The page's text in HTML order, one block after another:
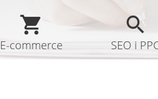
E-commerce SEO i